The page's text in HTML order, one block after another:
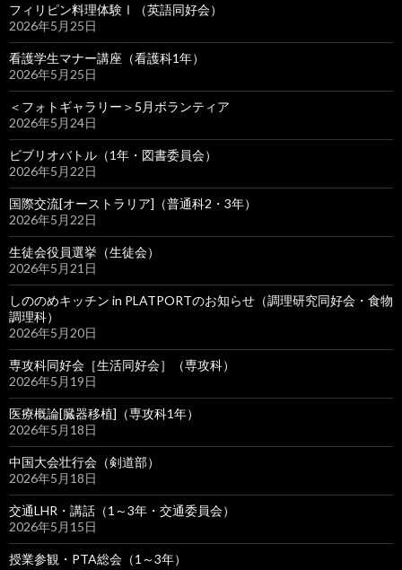
フィリピン料理体験Ⅰ（英語同好会）
2026年5月25日
看護学生マナー講座（看護科1年）
2026年5月25日
＜フォトギャラリー＞5月ボランティア
2026年5月24日
ビブリオバトル（1年・図書委員会）
2026年5月22日
国際交流[オーストラリア]（普通科2・3年）
2026年5月22日
生徒会役員選挙（生徒会）
2026年5月21日
しののめキッチン in PLATPORTのお知らせ（調理研究同好会・食物
調理科）
2026年5月20日
専攻科同好会［生活同好会］（専攻科）
2026年5月19日
医療概論[臓器移植]（専攻科1年）
2026年5月18日
中国大会壮行会（剣道部）
2026年5月18日
交通LHR・講話（1～3年・交通委員会）
2026年5月15日
授業参観・PTA総会（1～3年）